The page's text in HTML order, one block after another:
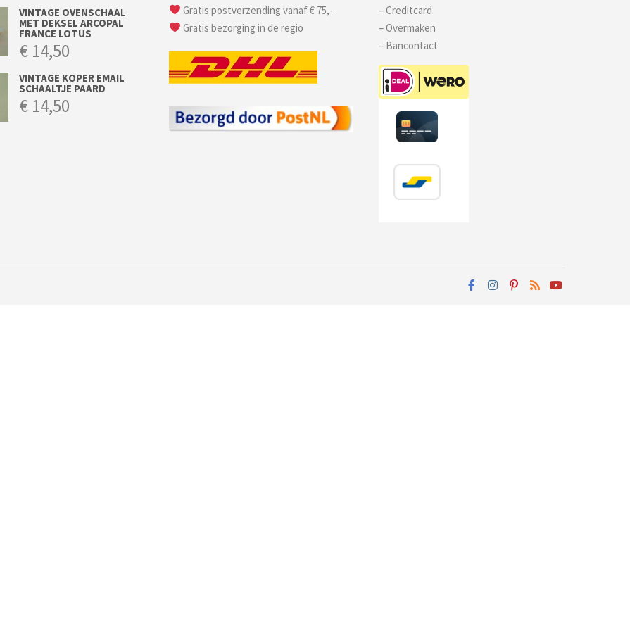
VINTAGE OVENSCHAAL
MET DEKSEL ARCOPAL
FRANCE LOTUS
€ 14,50
VINTAGE KOPER EMAIL
SCHAALTJE PAARD
€ 14,50
Gratis postverzending vanaf € 75,-
Gratis bezorging in de regio
– Creditcard
– Overmaken
– Bancontact